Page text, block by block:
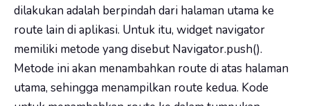
dilakukan adalah berpindah dari halaman utama ke
route lain di aplikasi. Untuk itu, widget navigator
memiliki metode yang disebut Navigator.push().
Metode ini akan menambahkan route di atas halaman
utama, sehingga menampilkan route kedua. Kode